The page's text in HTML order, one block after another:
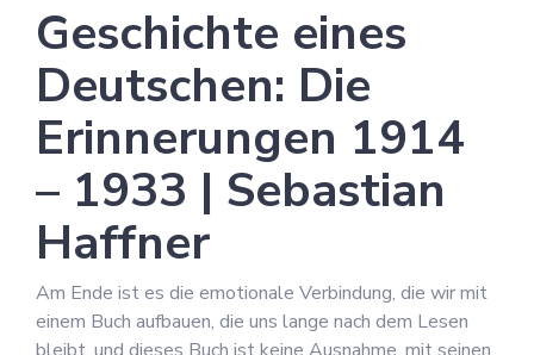
Geschichte eines
Deutschen: Die
Erinnerungen 1914
– 1933 | Sebastian
Haffner
Am Ende ist es die emotionale Verbindung, die wir mit
einem Buch aufbauen, die uns lange nach dem Lesen